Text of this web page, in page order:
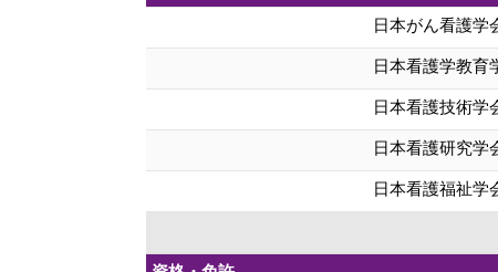
日本がん看護学
日本看護学教育
日本看護技術学
日本看護研究学
日本看護福祉学